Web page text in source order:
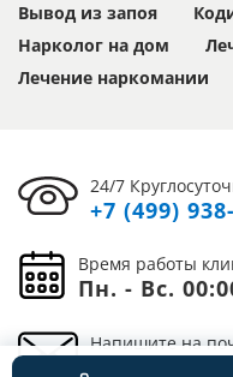
Вывод из запоя
Нарколог на дом
Лечение наркомании
24/7
+7 (499)
Время работы
Пн. - Вс.
Напишите на